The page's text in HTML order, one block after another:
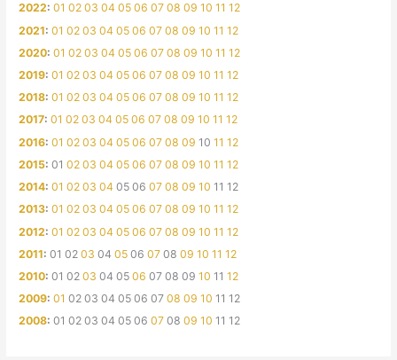
2022:01 02 03 04 05 06 07 08 09 10 11 12
2021:01 02 03 04 05 06 07 08 09 10 11 12
2020:01 02 03 04 05 06 07 08 09 10 11 12
2019:01 02 03 04 05 06 07 08 09 10 11 12
2018:01 02 03 04 05 06 07 08 09 10 11 12
2017:01 02 03 04 05 06 07 08 09 10 11 12
2016:01 02 03 04 05 06 07 08 09 10 11 12
2015:01 02 03 04 05 06 07 08 09 10 11 12
2014:01 02 03 04 05 06 07 08 09 10 11 12
2013:01 02 03 04 05 06 07 08 09 10 11 12
2012:01 02 03 04 05 06 07 08 09 10 11 12
2011:01 02 03 04 05 06 07 08 09 10 11 12
2010:01 02 03 04 05 06 07 08 09 10 11 12
2009:01 02 03 04 05 06 07 08 09 10 11 12
2008:01 02 03 04 05 06 07 08 09 10 11 12